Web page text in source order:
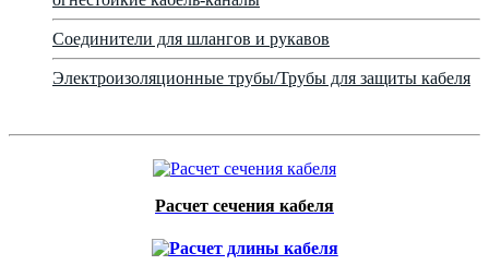
Соединители для шлангов и рукавов
Электроизоляционные трубы/Трубы для защиты кабеля
Расчет сечения кабеля